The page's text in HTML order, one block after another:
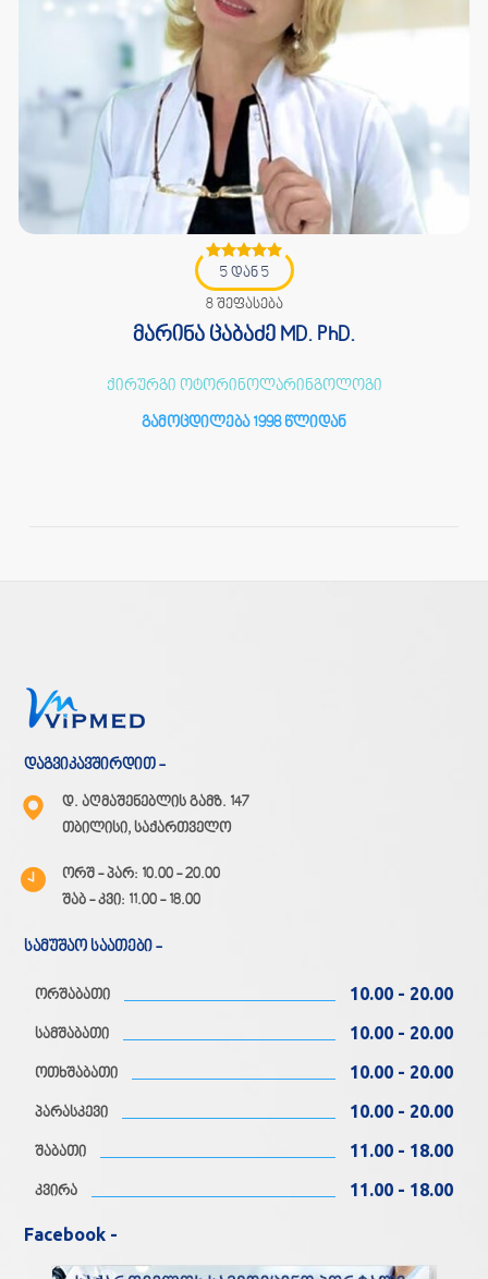
5 დან 5
8 შეფასება
მარინა ცაბაძე MD. PhD.
ქირურგი ოტორინოლარინგოლოგი
გამოცდილება 1998 წლიდან
დაგვიკავშირდით -
დ. აღმაშენებლის გამზ. 147
თბილისი, საქართველო
ორშ - პარ: 10.00 - 20.00
შაბ - კვი: 11.00 - 18.00
სამუშაო საათები -
ორშაბათი 10.00 - 20.00
სამშაბათი 10.00 - 20.00
ოთხშაბათი 10.00 - 20.00
პარასკევი 10.00 - 20.00
შაბათი 11.00 - 18.00
კვირა 11.00 - 18.00
Facebook -